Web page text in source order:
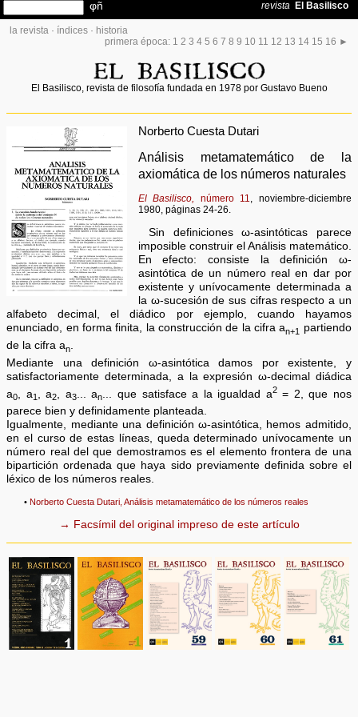
la revista · índices · historia
primera época: 1 2 3 4 5 6 7 8 9 10 11 12 13 14 15 16 ►
El Basilisco, revista de filosofía fundada en 1978 por Gustavo Bueno
Norberto Cuesta Dutari
Análisis metamatemático de la
axiomática de los números naturales
El Basilisco, número 11, noviembre-diciembre
1980, páginas 24-26.
Sin definiciones ω-asintóticas parece
imposible construir el Análisis matemático.
En efecto: consiste la definición ω-
asintótica de un número real en dar por
existente y unívocamente determinada a
la ω-sucesión de sus cifras respecto a un
alfabeto decimal, el diádico por ejemplo, cuando hayamos
enunciado, en forma finita, la construcción de la cifra an+1
partiendo
de la cifra an.
Mediante una definición ω-asintótica damos por existente, y
satisfactoriamente determinada, a la expresión ω-decimal diádica
a0 , a1 , a2 , a3... an ... que satisface a la igualdad a2= 2, que nos
parece bien y definidamente planteada.
Igualmente, mediante una definición ω-asintótica, hemos admitido,
en el curso de estas líneas, queda determinado unívocamente un
número real del que demostramos es el elemento frontera de una
bipartición ordenada que haya sido previamente definida sobre el
léxico de los números reales.
• Norberto Cuesta Dutari, Análisis metamatemático de los números reales
→ Facsímil del original impreso de este artículo